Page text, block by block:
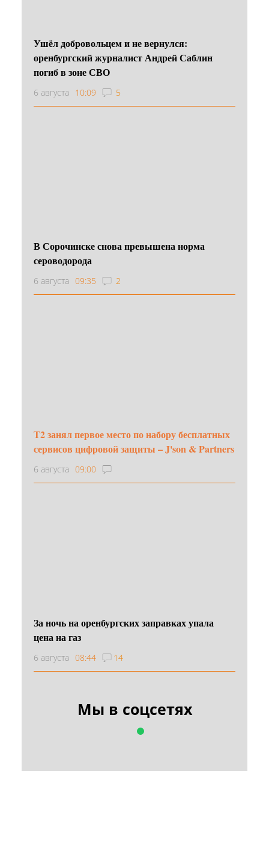
Ушёл добровольцем и не вернулся:
оренбургский журналист Андрей Саблин
погиб в зоне СВО
6 августа 10:09 5
В Сорочинске снова превышена норма
сероводорода
6 августа 09:35 2
Т2 занял первое место по набору бесплатных
сервисов цифровой защиты – J'son & Partners
6 августа 09:00
За ночь на оренбургских заправках упала
цена на газ
6 августа 08:44 14
Мы в соцсетях